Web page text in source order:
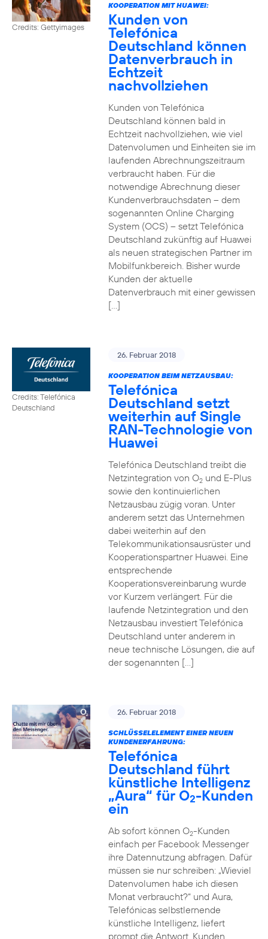
Credits: Gettyimages
KOOPERATION MIT HUAWEI:
Kunden von
Telefónica
Deutschland können
Datenverbrauch in
Echtzeit
nachvollziehen
Kunden von Telefónica
Deutschland können bald in
Echtzeit nachvollziehen, wie viel
Datenvolumen und Einheiten sie im
laufenden Abrechnungszeitraum
verbraucht haben. Für die
notwendige Abrechnung dieser
Kundenverbrauchsdaten – dem
sogenannten Online Charging
System (OCS) – setzt Telefónica
Deutschland zukünftig auf Huawei
als neuen strategischen Partner im
Mobilfunkbereich. Bisher wurde
Kunden der aktuelle
Datenverbrauch mit einer gewissen
[…]
Credits: Telefónica
Deutschland
26. Februar 2018
KOOPERATION BEIM NETZAUSBAU:
Telefónica
Deutschland setzt
weiterhin auf Single
RAN-Technologie von
Huawei
Telefónica Deutschland treibt die
Netzintegration von O2und E-Plus
sowie den kontinuierlichen
Netzausbau zügig voran. Unter
anderem setzt das Unternehmen
dabei weiterhin auf den
Telekommunikationsausrüster und
Kooperationspartner Huawei. Eine
entsprechende
Kooperationsvereinbarung wurde
vor Kurzem verlängert. Für die
laufende Netzintegration und den
Netzausbau investiert Telefónica
Deutschland unter anderem in
neue technische Lösungen, die auf
der sogenannten […]
26. Februar 2018
SCHLÜSSELELEMENT EINER NEUEN
KUNDENERFAHRUNG:
Telefónica
Deutschland führt
künstliche Intelligenz
„Aura“ für O2-Kunden
ein
Ab sofort können O2-Kunden
einfach per Facebook Messenger
ihre Datennutzung abfragen. Dafür
müssen sie nur schreiben: „Wieviel
Datenvolumen habe ich diesen
Monat verbraucht?“ und Aura,
Telefónicas selbstlernende
künstliche Intelligenz, liefert
prompt die Antwort. Kunden